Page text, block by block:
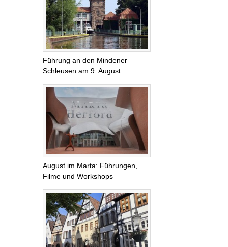
Führung an den Mindener
Schleusen am 9. August
August im Marta: Führungen,
Filme und Workshops